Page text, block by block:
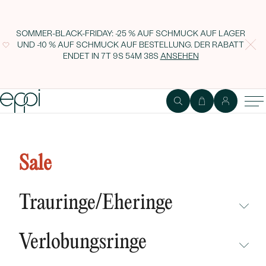
SOMMER-BLACK-FRIDAY: -25 % AUF SCHMUCK AUF LAGER
UND -10 % AUF SCHMUCK AUF BESTELLUNG. DER RABATT
ENDET IN 7T 9S 54M 37S ANSEHEN
Sale
Trauringe/Eheringe
NEUHEITEN
Verlobungsringe
Amethyst und Diamanten
Deandra